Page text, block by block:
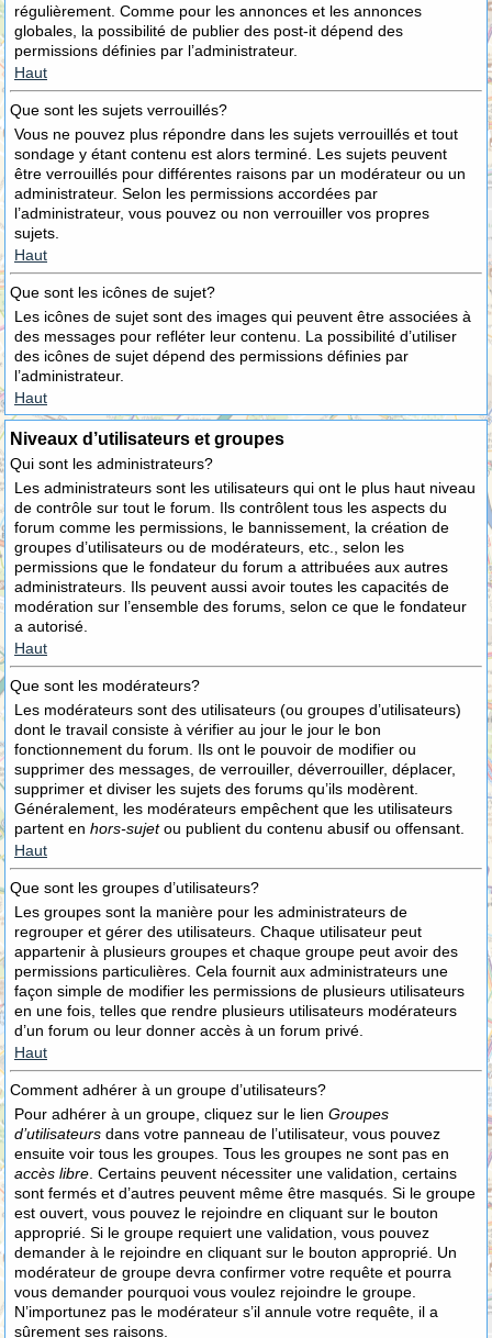
régulièrement. Comme pour les annonces et les annonces
globales, la possibilité de publier des post-it dépend des
permissions définies par l’administrateur.
Haut
Que sont les sujets verrouillés?
Vous ne pouvez plus répondre dans les sujets verrouillés et tout
sondage y étant contenu est alors terminé. Les sujets peuvent
être verrouillés pour différentes raisons par un modérateur ou un
administrateur. Selon les permissions accordées par
l’administrateur, vous pouvez ou non verrouiller vos propres
sujets.
Haut
Que sont les icônes de sujet?
Les icônes de sujet sont des images qui peuvent être associées à
des messages pour refléter leur contenu. La possibilité d’utiliser
des icônes de sujet dépend des permissions définies par
l’administrateur.
Haut
Niveaux d’utilisateurs et groupes
Qui sont les administrateurs?
Les administrateurs sont les utilisateurs qui ont le plus haut niveau
de contrôle sur tout le forum. Ils contrôlent tous les aspects du
forum comme les permissions, le bannissement, la création de
groupes d’utilisateurs ou de modérateurs, etc., selon les
permissions que le fondateur du forum a attribuées aux autres
administrateurs. Ils peuvent aussi avoir toutes les capacités de
modération sur l’ensemble des forums, selon ce que le fondateur
a autorisé.
Haut
Que sont les modérateurs?
Les modérateurs sont des utilisateurs (ou groupes d’utilisateurs)
dont le travail consiste à vérifier au jour le jour le bon
fonctionnement du forum. Ils ont le pouvoir de modifier ou
supprimer des messages, de verrouiller, déverrouiller, déplacer,
supprimer et diviser les sujets des forums qu’ils modèrent.
Généralement, les modérateurs empêchent que les utilisateurs
partent en hors-sujetou publient du contenu abusif ou offensant.
Haut
Que sont les groupes d’utilisateurs?
Les groupes sont la manière pour les administrateurs de
regrouper et gérer des utilisateurs. Chaque utilisateur peut
appartenir à plusieurs groupes et chaque groupe peut avoir des
permissions particulières. Cela fournit aux administrateurs une
façon simple de modifier les permissions de plusieurs utilisateurs
en une fois, telles que rendre plusieurs utilisateurs modérateurs
d’un forum ou leur donner accès à un forum privé.
Haut
Comment adhérer à un groupe d’utilisateurs?
Pour adhérer à un groupe, cliquez sur le lien Groupes
d’utilisateurs dans votre panneau de l’utilisateur, vous pouvez
ensuite voir tous les groupes. Tous les groupes ne sont pas en
accès libre . Certains peuvent nécessiter une validation, certains
sont fermés et d’autres peuvent même être masqués. Si le groupe
est ouvert, vous pouvez le rejoindre en cliquant sur le bouton
approprié. Si le groupe requiert une validation, vous pouvez
demander à le rejoindre en cliquant sur le bouton approprié. Un
modérateur de groupe devra confirmer votre requête et pourra
vous demander pourquoi vous voulez rejoindre le groupe.
N’importunez pas le modérateur s’il annule votre requête, il a
sûrement ses raisons.